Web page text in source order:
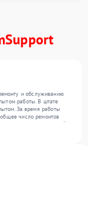
и обслуживанию
работы. В штате
За время работы
число ремонтов
более 300 обращений,
высокое